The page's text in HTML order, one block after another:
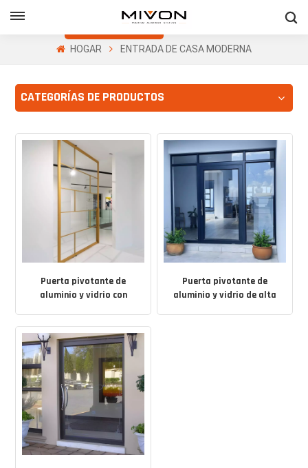
Obtenga Una
Cotización Gratis
HOGAR ENTRADA DE CASA MODERNA
CATEGORÍAS DE PRODUCTOS
Puerta pivotante de
aluminio y vidrio con
Puerta pivotante de
aluminio y vidrio de alta